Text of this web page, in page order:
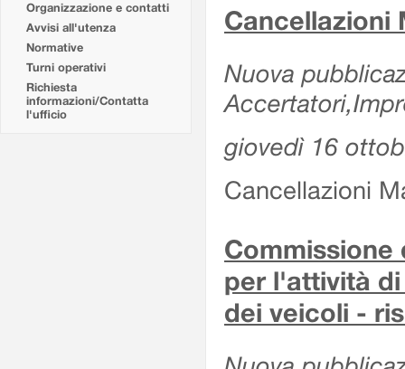
Organizzazione e contatti
Avvisi all'utenza
Normative
Turni operativi
Richiesta
informazioni/Contatta
l'ufficio
Cancellazioni
Nuova
giovedì 16
Cancellazioni
per l'attività
dei veicoli -